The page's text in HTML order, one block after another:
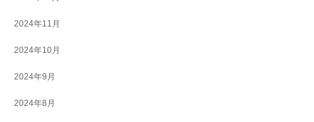
2024年11月
2024年10月
2024年9月
2024年8月